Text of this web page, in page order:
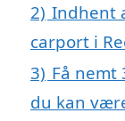
2) Indhent
carport i
3) Få nemt
du kan